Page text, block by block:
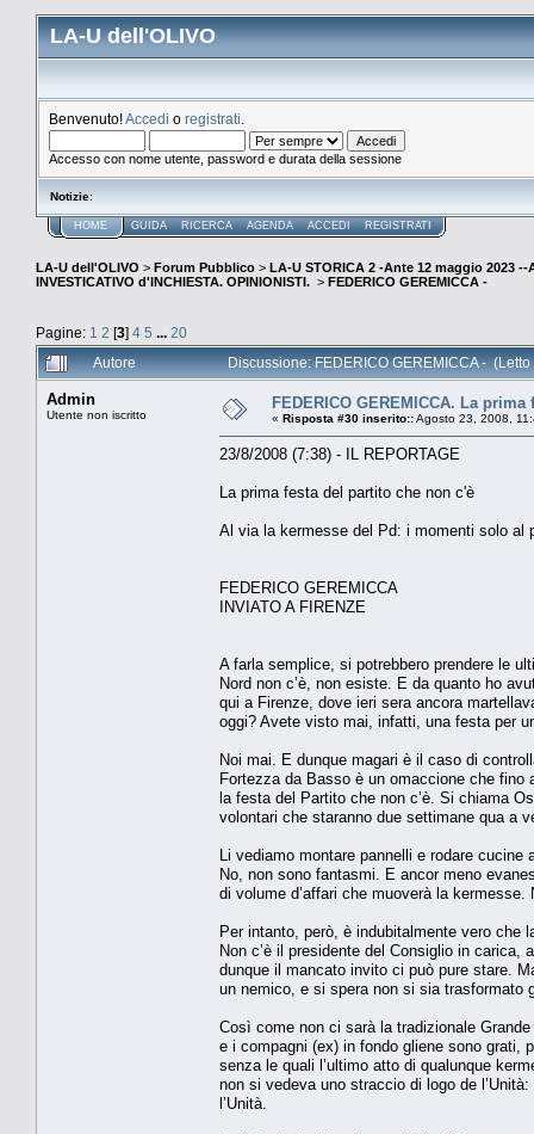
LA-U dell'OLIVO
Benvenuto!Accedi o registrati
Accesso con nome utente, password e durata della sessione
Notizie:
HOME GUIDA RICERCA AGENDA ACCEDI REGISTRATI
LA-U dell'OLIVO > Forum Pubblico > LA-U STORICA 2 -Ante 12 maggio 2023 --
INVESTICATIVO d'INCHIESTA. OPINIONISTI. > FEDERICO GEREMICCA -
Pagine: 1 2 [3] 4 5 ... 20
Autore
Discussione: FEDERICO GEREMICCA -
Admin
Utente non iscritto
FEDERICO GEREMICCA. La
« Risposta #30 inserito::Agosto 23, 2008,
23/8/2008 (7:38) - IL REPORTAGE
La prima festa del partito che non c'è
Al via la kermesse del Pd: i momenti solo al
FEDERICO GEREMICCA
INVIATO A FIRENZE
A farla semplice, si potrebbero prendere le
Nord non c’è, non esiste. E da quanto ho
qui a Firenze, dove ieri sera ancora
oggi? Avete visto mai, infatti, una festa per
Noi mai. E dunque magari è il caso di
Fortezza da Basso è un omaccione che fino
la festa del Partito che non c’è. Si chiama
volontari che staranno due settimane qua a
Li vediamo montare pannelli e rodare cucine
No, non sono fantasmi. E ancor meno
di volume d’affari che muoverà la
Per intanto, però, è indubitalmente vero che
Non c’è il presidente del Consiglio in
dunque il mancato invito ci può pure stare.
un nemico, e si spera non si sia trasformato
Così come non ci sarà la tradizionale
e i compagni (ex) in fondo gliene sono grati,
senza le quali l’ultimo atto di qualunque
non si vedeva uno straccio di logo de
l’Unità.